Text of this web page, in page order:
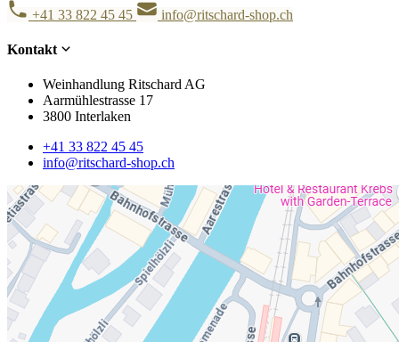
+41 33 822 45 45 info@ritschard-shop.ch
Kontakt
Weinhandlung Ritschard AG
Aarmühlestrasse 17
3800 Interlaken
+41 33 822 45 45
info@ritschard-shop.ch